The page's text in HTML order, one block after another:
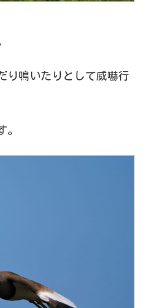
り鳴いたりとして威嚇行
。